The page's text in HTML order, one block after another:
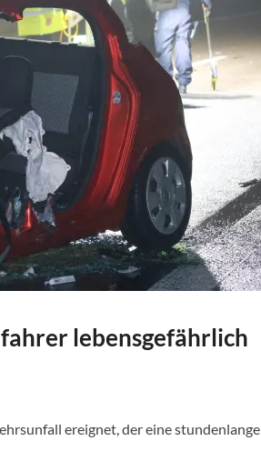
lebensgefährlich
ereignet, der eine stundenlange